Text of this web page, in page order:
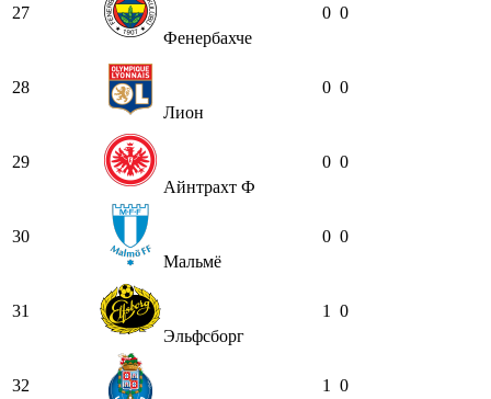
27
Фенербахче
0 0
28
Лион
0 0
29
Айнтрахт Ф
0 0
30
Мальмё
0 0
31
Эльфсборг
1 0
32
1 0